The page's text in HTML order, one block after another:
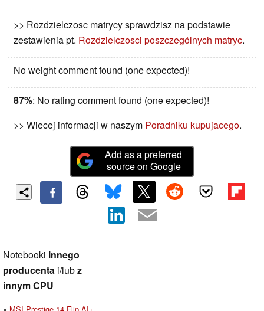
>> Rozdzielczosc matrycy sprawdzisz na podstawie
zestawienia pt. Rozdzielczosci poszczególnych matryc.
No weight comment found (one expected)!
87%: No rating comment found (one expected)!
>> Wiecej informacji w naszym Poradniku kupujacego.
Add as a preferred
source on Google
Notebooki innego
producenta i/lubz
innym CPU